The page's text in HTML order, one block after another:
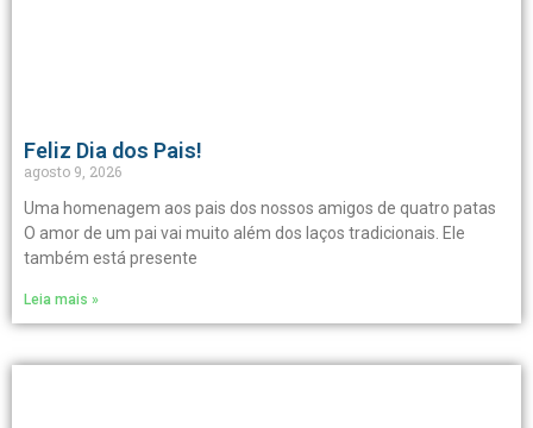
Feliz Dia dos Pais!
agosto 9, 2026
Uma homenagem aos pais dos nossos amigos de quatro patas
O amor de um pai vai muito além dos laços tradicionais. Ele
também está presente
Leia mais »